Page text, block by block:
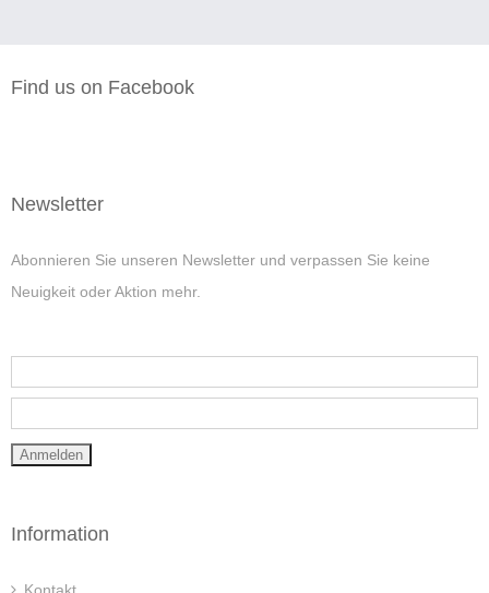
Find us on Facebook
Newsletter
Abonnieren Sie unseren Newsletter und verpassen Sie keine
Neuigkeit oder Aktion mehr.
Information